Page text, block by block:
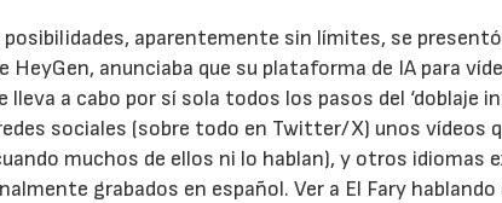
posibilidades, aparentemente sin límites, se
HeyGen, anunciaba que su plataforma de IA para
lleva a cabo por sí sola todos los pasos del ‘doblaje
sociales (sobre todo en Twitter/X) unos vídeos
muchos de ellos ni lo hablan), y otros idiomas
grabados en español. Ver a El Fary